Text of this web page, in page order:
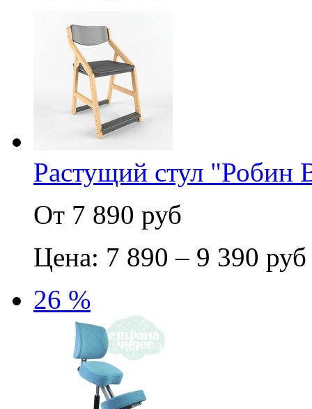
Растущий стул "Робин
От 7 890 руб
Цена: 7 890 – 9 390 руб
26 %